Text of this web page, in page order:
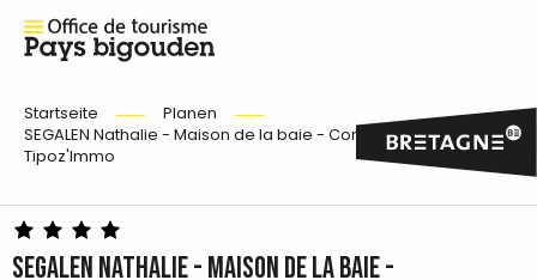
Startseite
Planen
SEGALEN Nathalie - Maison de la baie - Conciergerie
Tipoz'Immo
SEGALEN Nathalie - Maison de la baie -